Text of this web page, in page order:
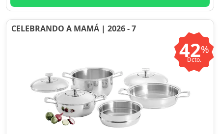
CELEBRANDO A MAMÁ | 2026 - 7
42%
Dcto.